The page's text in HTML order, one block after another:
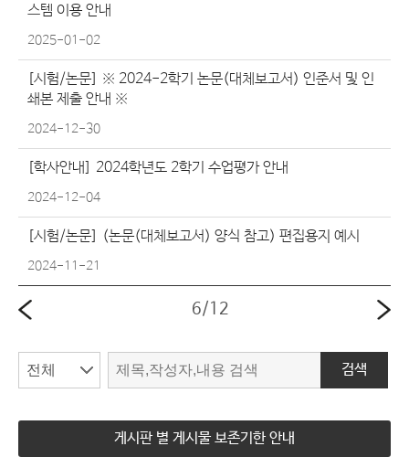
스템 이용 안내
2025-01-02
[시험/논문] ※ 2024-2학기 논문(대체보고서) 인준서 및 인
쇄본 제출 안내 ※
2024-12-30
[학사안내] 2024학년도 2학기 수업평가 안내
2024-12-04
[시험/논문] (논문(대체보고서) 양식 참고) 편집용지 예시
2024-11-21
6/12
검색
게시판 별 게시물 보존기한 안내